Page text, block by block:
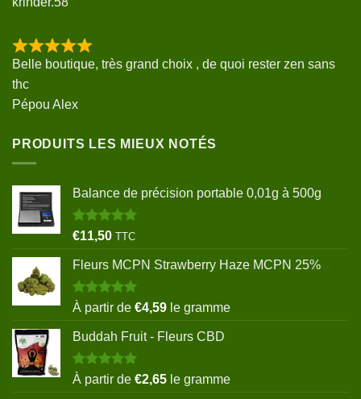
Belle boutique, très grand choix , de quoi rester zen sans
thc
Pépou Alex
PRODUITS LES MIEUX NOTÉS
Balance de précision portable 0,01g à 500g
Note5.00
€11,50 TTC
Fleurs MCPN Strawberry Haze MCPN 25%
Note5.00
sur 5
À partir de €4,59 le gramme
Buddah Fruit - Fleurs CBD
Note5.00
sur 5
À partir de €2,65 le gramme